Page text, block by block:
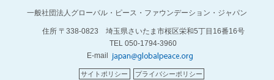
一般社団法人グローバル・ピース・ファウンデーション・ジャパン
住所 〒338-0823 埼玉県さいたま市桜区栄和5丁目16番16号
TEL 050-1794-3960
E-mail
サイトポリシー プライバシーポリシー